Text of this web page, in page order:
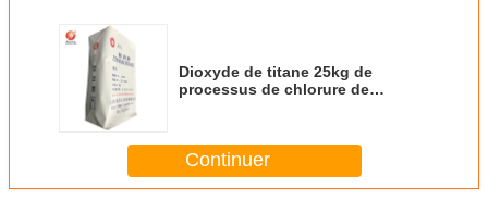
Dioxyde de titane 25kg de
processus de chlorure de
Continuer